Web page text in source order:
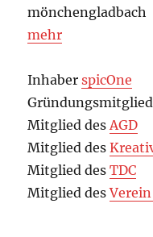
mönchengladbach
mehr
InhaberspicOne
Gründungsmitglied
Mitglied desAGD
Mitglied des
Mitglied desTDC
Mitglied des